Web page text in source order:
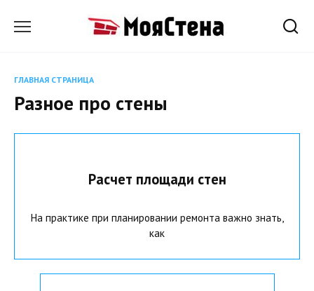
ГЛАВНАЯ СТРАНИЦА
Разное про стены
Расчет площади стен
На практике при планировании ремонта важно знать,
как